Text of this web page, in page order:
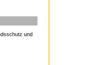
und